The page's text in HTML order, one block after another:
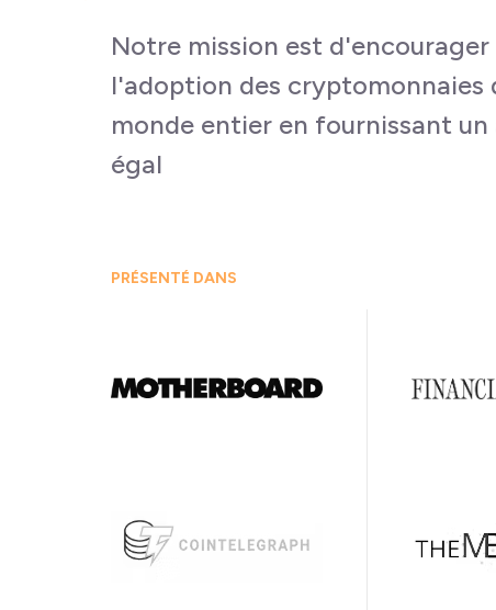
Notre mission est d'encourager
l'adoption des cryptomonnaies
monde entier en fournissant un
égal
PRÉSENTÉ DANS